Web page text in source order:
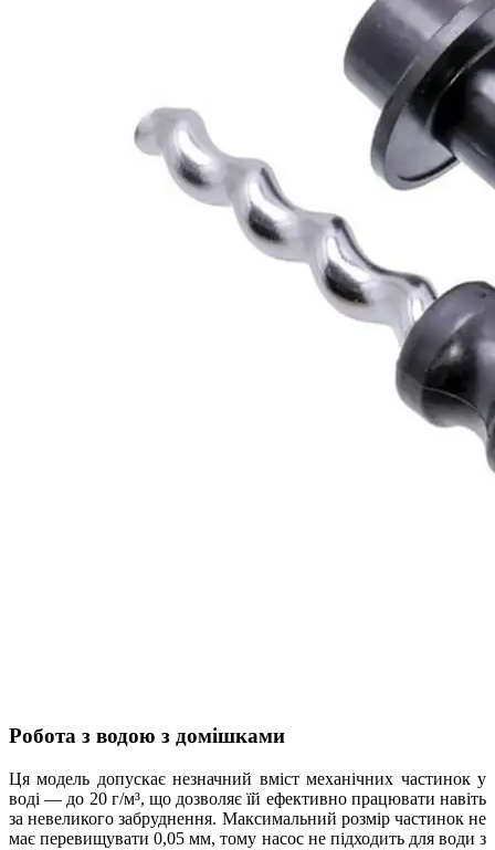
Робота з водою з домішками
Ця модель допускає незначний вміст механічних частинок у
воді — до 20 г/м³, що дозволяє їй ефективно працювати навіть
за невеликого забруднення. Максимальний розмір частинок не
має перевищувати 0,05 мм, тому насос не підходить для води з